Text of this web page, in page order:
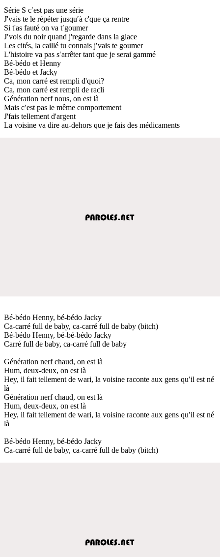
Série S c′est pas une série
J'vais te le répéter jusqu′à c'que ça rentre
Si t'as fauté on va t′goumer
J′vois du noir quand j'regarde dans la glace
Les cités, la caillé tu connais j′vais te goumer
L'histoire va pas s′arrêter tant que je serai gammé
Bé-bédo et Henny
Bé-bédo et Jacky
Ca, mon carré est rempli d'quoi?
Ca, mon carré est rempli de racli
Génération nerf nous, on est là
Mais c′est pas le même comportement
J'fais tellement d'argent
La voisine va dire au-dehors que je fais des médicaments
Bé-bédo Henny, bé-bédo Jacky
Ca-carré full de baby, ca-carré full de baby (bitch)
Bé-bédo Henny, bé-bé-bédo Jacky
Carré full de baby, ca-carré full de baby
Génération nerf chaud, on est là
Hum, deux-deux, on est là
Hey, il fait tellement de wari, la voisine raconte aux gens qu′il est né
là
Génération nerf chaud, on est là
Hum, deux-deux, on est là
Hey, il fait tellement de wari, la voisine raconte aux gens qu′il est né
là
Bé-bédo Henny, bé-bédo Jacky
Ca-carré full de baby, ca-carré full de baby (bitch)